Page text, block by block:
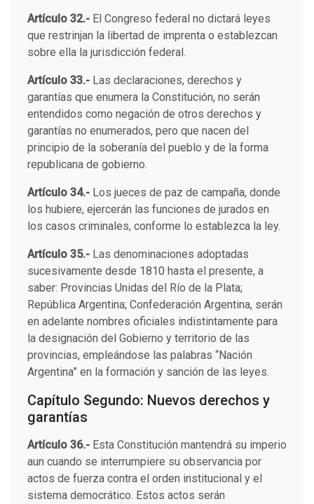
Artículo 32.- El Congreso federal no dictará leyes
que restrinjan la libertad de imprenta o establezcan
sobre ella la jurisdicción federal.
Artículo 33.- Las declaraciones, derechos y
garantías que enumera la Constitución, no serán
entendidos como negación de otros derechos y
garantías no enumerados, pero que nacen del
principio de la soberanía del pueblo y de la forma
republicana de gobierno.
Artículo 34.- Los jueces de paz de campaña, donde
los hubiere, ejercerán las funciones de jurados en
los casos criminales, conforme lo establezca la ley.
Artículo 35.- Las denominaciones adoptadas
sucesivamente desde 1810 hasta el presente, a
saber: Provincias Unidas del Río de la Plata;
República Argentina; Confederación Argentina, serán
en adelante nombres oficiales indistintamente para
la designación del Gobierno y territorio de las
provincias, empleándose las palabras “Nación
Argentina” en la formación y sanción de las leyes.
Capítulo Segundo: Nuevos derechos y
garantías
Artículo 36.- Esta Constitución mantendrá su imperio
aun cuando se interrumpiere su observancia por
actos de fuerza contra el orden institucional y el
sistema democrático. Estos actos serán